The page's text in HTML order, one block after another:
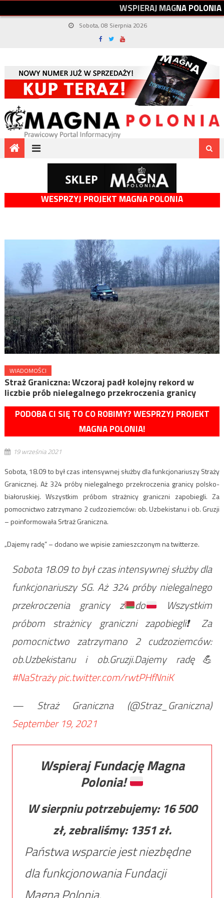
WSPIERAJMAGNAPOLONIA
Sobota, 08 Sierpnia 2026
WESPRZYJ PROJEKT MAGNA POLONIA
WIADOMOŚCI
Straż Graniczna: Wczoraj padł kolejny rekord w
liczbie prób nielegalnego przekroczenia granicy
PODOBA CI SIĘ TO CO ROBIMY? WESPRZYJ PROJEKT
MAGNA POLONIA!
19 września 2021
Sobota, 18.09 to był czas intensywnej służby dla funkcjonariuszy Straży
Granicznej. Aż 324 próby nielegalnego przekroczenia granicy polsko-
białoruskiej. Wszystkim próbom strażnicy graniczni zapobiegli. Za
pomocnictwo zatrzymano 2 cudzoziemców: ob. Uzbekistanu i ob. Gruzji
– poinformowała Srtraż Graniczna.
„Dajemy radę” – dodano we wpisie zamieszczonym na twitterze.
Sobota 18.09 to był czas intensywnej służby dla
funkcjonariuszy SG. Aż 324 próby nielegalnego
przekroczenia granicy z
do
Wszystkim
próbom strażnicy graniczni zapobiegli❗️ Za
pomocnictwo zatrzymano 2 cudzoziemców:
ob.Uzbekistanu i ob.Gruzji.Dajemy radę💪
#NaStrażypic.twitter.com/rwtPHfNniK
— Straż Graniczna (@Straz_Graniczna)
September 19, 2021
Wspieraj Fundację Magna
Polonia!
W sierpniu potrzebujemy: 16 500
zł, zebraliśmy: 1351zł.
Państwa wsparcie jest niezbędne
dla funkcjonowania Fundacji